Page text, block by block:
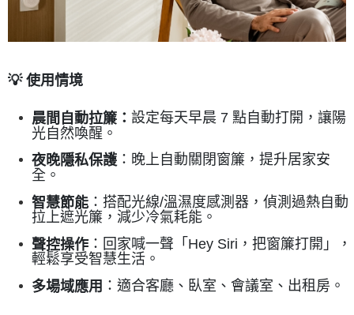
💡 使用情境
晨間自動拉簾： 設定每天早晨 7 點自動打開，讓陽
光自然喚醒。
夜晚隱私保護 ：晚上自動關閉窗簾，提升居家安
全。
智慧節能 ：搭配光線/溫濕度感測器，偵測過熱自動
拉上遮光簾，減少冷氣耗能。
聲控操作 ：回家喊一聲「Hey Siri，把窗簾打開」，
輕鬆享受智慧生活。
多場域應用 ：適合客廳、臥室、會議室、出租房。